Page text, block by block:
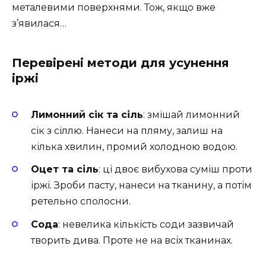
металевими поверхнями. Тож, якщо вже
з’явилася…
Перевірені методи для усунення
іржі
Лимонний сік та сіль: змішай лимонний
сік з сіллю. Нанеси на пляму, залиш на
кілька хвилин, промий холодною водою.
Оцет та сіль: ці двоє вибухова суміш проти
іржі. Зроби пасту, нанеси на тканину, а потім
ретельно сполосни.
Сода: невелика кількість соди зазвичай
творить дива. Проте не на всіх тканинах.